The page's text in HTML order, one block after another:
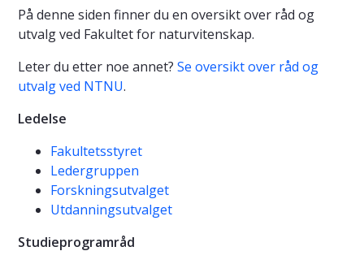
På denne siden finner du en oversikt over råd og
utvalg ved Fakultet for naturvitenskap.
Leter du etter noe annet? Se oversikt over råd og
utvalg ved NTNU.
Ledelse
Fakultetsstyret
Ledergruppen
Forskningsutvalget
Utdanningsutvalget
Studieprogramråd